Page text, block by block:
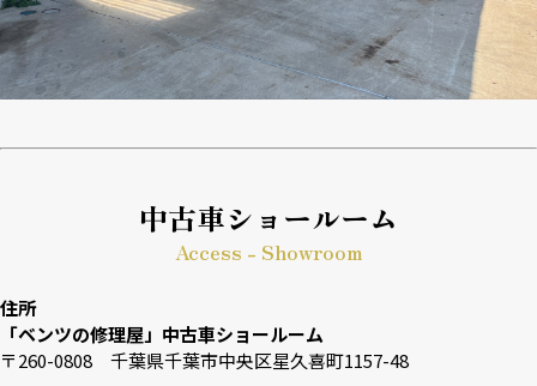
中古車ショールーム
Access - Showroom
住所
「ベンツの修理屋」中古車ショールーム
〒260-0808 千葉県千葉市中央区星久喜町1157-48